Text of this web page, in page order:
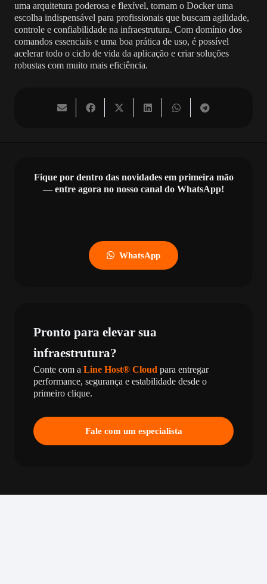
uma arquitetura poderosa e flexível, tornam o Docker uma
escolha indispensável para profissionais que buscam agilidade,
controle e confiabilidade na infraestrutura. Com domínio dos
comandos essenciais e uma boa prática de uso, é possível
acelerar todo o ciclo de vida da aplicação e criar soluções
robustas com muito mais eficiência.
Fique por dentro das novidades em primeira mão
— entre agora no nosso canal do WhatsApp!
WhatsApp
Pronto para elevar sua
infraestrutura?
Conte com a Line Host® Cloud para entregar
performance, segurança e estabilidade desde o
primeiro clique.
Fale com um especialista